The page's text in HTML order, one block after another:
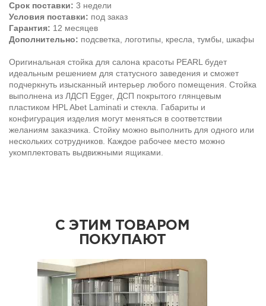
Срок поставки: 3 недели
Условия поставки: под заказ
Гарантия: 12 месяцев
Дополнительно: подсветка, логотипы, кресла, тумбы, шкафы
Оригинальная стойка для салона красоты PEARL будет
идеальным решением для статусного заведения и сможет
подчеркнуть изысканный интерьер любого помещения. Стойка
выполнена из ЛДСП Egger, ДСП покрытого глянцевым
пластиком HPL Abet Laminati и стекла. Габариты и
конфигурация изделия могут меняться в соответствии
желаниям заказчика. Стойку можно выполнить для одного или
нескольких сотрудников. Каждое рабочее место можно
укомплектовать выдвижными ящиками.
С ЭТИМ ТОВАРОМ
ПОКУПАЮТ